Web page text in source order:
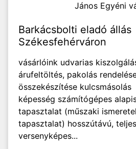
János Egyéni
Barkácsbolti eladó állás
Székesfehérváron
vásárlóink udvarias
árufeltöltés, pakolás
összekészítése
képesség számítógépes
tapasztalat (műszaki
tapasztalat) hosszútávú,
versenyképes...